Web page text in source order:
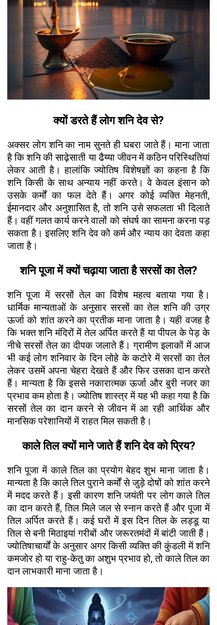
क्यों डरते हैं लोग शनि देव से?
अक्सर लोग शनि का नाम सुनते ही घबरा जाते हैं। माना जाता
है कि शनि की साढ़ेसाती या ढैय्या जीवन में कठिन परिस्थितियां
लेकर आती है। हालांकि ज्योतिष विशेषज्ञों का कहना है कि
शनि किसी के साथ अन्याय नहीं करते। वे केवल इंसान को
उसके कर्मों का फल देते हैं। अगर कोई व्यक्ति मेहनती,
ईमानदार और अनुशासित है, तो शनि उसे सफलता भी दिलाते
हैं। वहीं गलत कार्य करने वालों को संघर्ष का सामना करना पड़
सकता है। इसलिए शनि देव को कर्म और न्याय का देवता कहा
जाता है।
शनि पूजा में क्यों चढ़ाया जाता है सरसों का तेल?
शनि पूजा में सरसों तेल का विशेष महत्व बताया गया है।
धार्मिक मान्यताओं के अनुसार सरसों का तेल शनि की उग्र
ऊर्जा को शांत करने का प्रतीक माना जाता है। यही वजह है
कि भक्त शनि मंदिरों में तेल अर्पित करते हैं या पीपल के पेड़ के
नीचे सरसों तेल का दीपक जलाते हैं। ग्रामीण इलाकों में आज
भी कई लोग शनिवार के दिन लोहे के कटोरे में सरसों का तेल
लेकर उसमें अपना चेहरा देखते हैं और फिर उसका दान करते
हैं। मान्यता है कि इससे नकारात्मक ऊर्जा और बुरी नजर का
प्रभाव कम होता है। ज्योतिष शास्त्र में यह भी कहा गया है कि
सरसों तेल का दान करने से जीवन में आ रही आर्थिक और
मानसिक परेशानियों में राहत मिल सकती है।
काले तिल क्यों माने जाते हैं शनि देव को प्रिय?
शनि पूजा में काले तिल का प्रयोग बेहद शुभ माना जाता है।
मान्यता है कि काले तिल पुराने कर्मों से जुड़े दोषों को शांत करने
में मदद करते हैं। इसी कारण शनि जयंती पर लोग काले तिल
का दान करते हैं, तिल मिले जल से स्नान करते हैं और पूजा में
तिल अर्पित करते हैं। कई घरों में इस दिन तिल के लड्डू या
तिल से बनी मिठाइयां गरीबों और जरूरतमंदों में बांटी जाती हैं।
ज्योतिषाचार्यों के अनुसार अगर किसी व्यक्ति की कुंडली में शनि
कमजोर हो या राहु-केतु का अशुभ प्रभाव हो, तो काले तिल का
दान लाभकारी माना जाता है।